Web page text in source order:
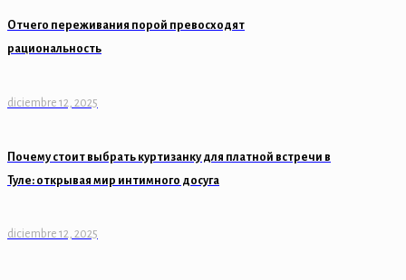
Отчего переживания порой превосходят
рациональность
diciembre 12, 2025
Почему стоит выбрать куртизанку для платной встречи в
Туле: открывая мир интимного досуга
diciembre 12, 2025